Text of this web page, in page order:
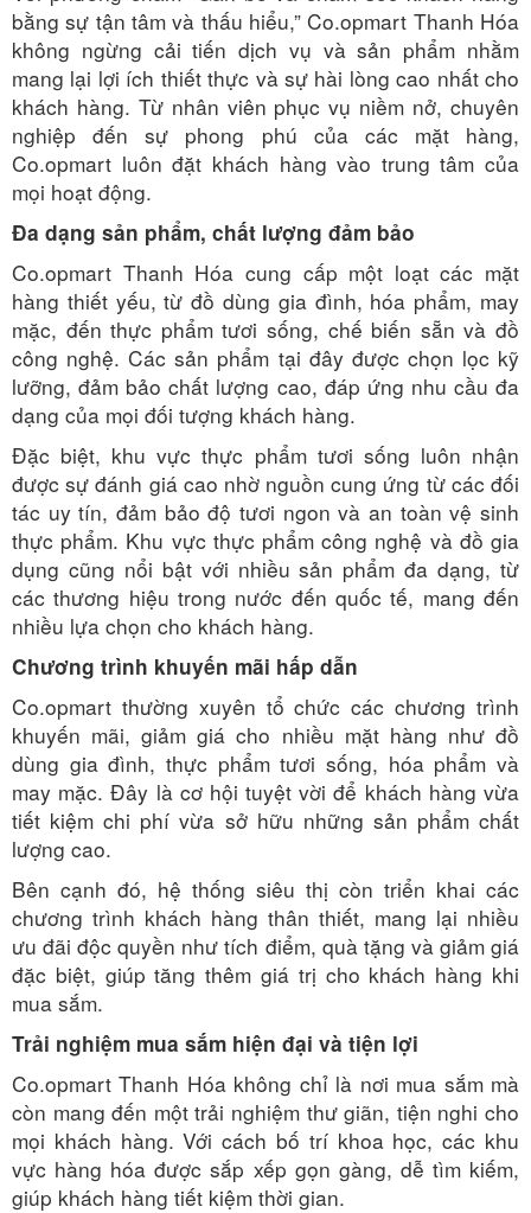
bằng sự tận tâm và thấu hiểu,” Co.opmart Thanh Hóa
không ngừng cải tiến dịch vụ và sản phẩm nhằm
mang lại lợi ích thiết thực và sự hài lòng cao nhất cho
khách hàng. Từ nhân viên phục vụ niềm nở, chuyên
nghiệp đến sự phong phú của các mặt hàng,
Co.opmart luôn đặt khách hàng vào trung tâm của
mọi hoạt động.
Đa dạng sản phẩm, chất lượng đảm bảo
Co.opmart Thanh Hóa cung cấp một loạt các mặt
hàng thiết yếu, từ đồ dùng gia đình, hóa phẩm, may
mặc, đến thực phẩm tươi sống, chế biến sẵn và đồ
công nghệ. Các sản phẩm tại đây được chọn lọc kỹ
lưỡng, đảm bảo chất lượng cao, đáp ứng nhu cầu đa
dạng của mọi đối tượng khách hàng.
Đặc biệt, khu vực thực phẩm tươi sống luôn nhận
được sự đánh giá cao nhờ nguồn cung ứng từ các đối
tác uy tín, đảm bảo độ tươi ngon và an toàn vệ sinh
thực phẩm. Khu vực thực phẩm công nghệ và đồ gia
dụng cũng nổi bật với nhiều sản phẩm đa dạng, từ
các thương hiệu trong nước đến quốc tế, mang đến
nhiều lựa chọn cho khách hàng.
Chương trình khuyến mãi hấp dẫn
Co.opmart thường xuyên tổ chức các chương trình
khuyến mãi, giảm giá cho nhiều mặt hàng như đồ
dùng gia đình, thực phẩm tươi sống, hóa phẩm và
may mặc. Đây là cơ hội tuyệt vời để khách hàng vừa
tiết kiệm chi phí vừa sở hữu những sản phẩm chất
lượng cao.
Bên cạnh đó, hệ thống siêu thị còn triển khai các
chương trình khách hàng thân thiết, mang lại nhiều
ưu đãi độc quyền như tích điểm, quà tặng và giảm giá
đặc biệt, giúp tăng thêm giá trị cho khách hàng khi
mua sắm.
Trải nghiệm mua sắm hiện đại và tiện lợi
Co.opmart Thanh Hóa không chỉ là nơi mua sắm mà
còn mang đến một trải nghiệm thư giãn, tiện nghi cho
mọi khách hàng. Với cách bố trí khoa học, các khu
vực hàng hóa được sắp xếp gọn gàng, dễ tìm kiếm,
giúp khách hàng tiết kiệm thời gian.